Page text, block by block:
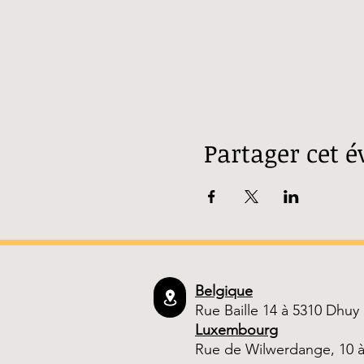
Partager cet
Belgique
Rue Baille 14 à 5310 Dhuy
Luxembourg
Rue de Wilwerdange, 10